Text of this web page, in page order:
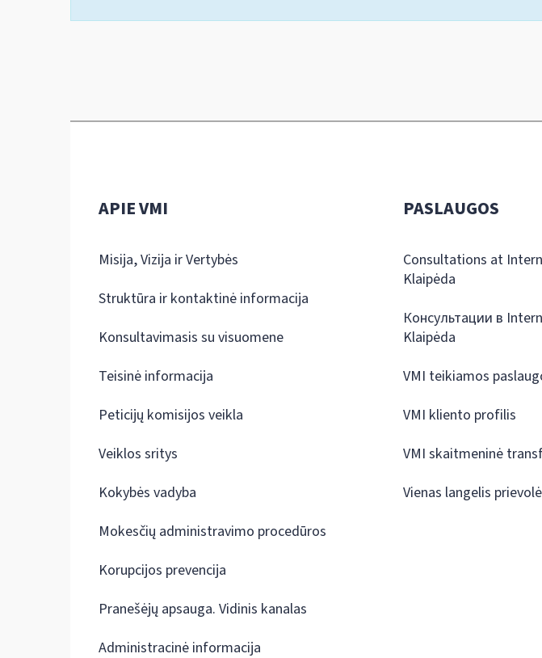
APIE VMI
Misija, Vizija ir Vertybės
Struktūra ir kontaktinė informacija
Konsultavimasis su visuomene
Teisinė informacija
Peticijų komisijos veikla
Veiklos sritys
Kokybės vadyba
Mokesčių administravimo procedūros
Korupcijos prevencija
Pranešėjų apsauga. Vidinis kanalas
Administracinė informacija
PASLAUGOS
Consultations at
Klaipėda
Консультации в
Klaipėda
VMI teikiamos
VMI kliento profilis
VMI skaitmeninė
Vienas langelis